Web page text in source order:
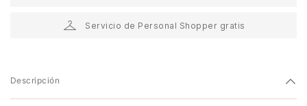
Servicio de Personal Shopper gratis
Descripción